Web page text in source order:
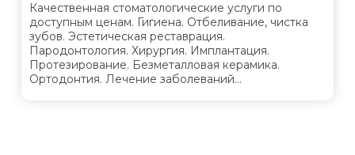
Качественная стоматологические услуги по
доступным ценам. Гигиена. Отбеливание, чистка
зубов. Эстетическая реставрация.
Пародонтология. Хирургия. Имплантация.
Протезирование. Безметалловая керамика.
Ортодонтия. Лечение заболеваний...